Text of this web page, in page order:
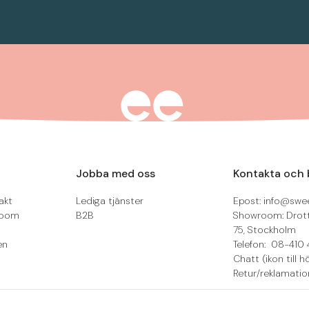
Jobba med oss
Lediga tjänster
B2B
Kontakta och
Epost:
Showroom:
75, Stockholm
Telefon: 08-410
Chatt (ikon till
Retur/